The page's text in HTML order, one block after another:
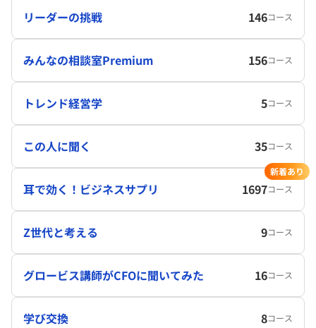
リーダーの挑戦 146コース
みんなの相談室Premium 156コース
トレンド経営学 5コース
この人に聞く 35コース
耳で効く！ビジネスサプリ 1697コース
新着あり
Z世代と考える 9コース
グロービス講師がCFOに聞いてみた 16コース
学び交換 8コース